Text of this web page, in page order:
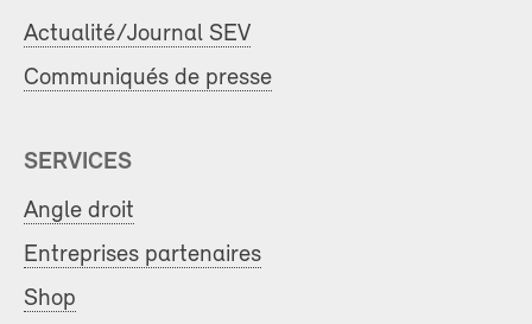
Actualité/Journal SEV
Communiqués de presse
SERVICES
Angle droit
Entreprises partenaires
Shop